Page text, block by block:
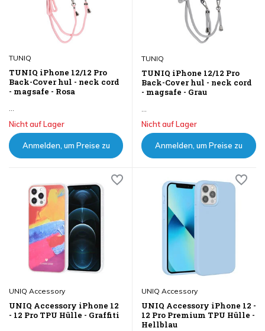
TUNIQ
TUNIQ iPhone 12/12 Pro
Back-Cover hul - neck cord
- magsafe - Rosa
Nicht auf Lager
Anmelden, um Preise zu
TUNIQ
TUNIQ iPhone 12/12 Pro
Back-Cover hul - neck cord
- magsafe - Grau
Nicht auf Lager
Anmelden, um Preise zu
UNIQ Accessory
UNIQ Accessory iPhone 12
- 12 Pro TPU Hülle - Graffiti
UNIQ Accessory
UNIQ Accessory iPhone 12 -
12 Pro Premium TPU Hülle -
Hellblau